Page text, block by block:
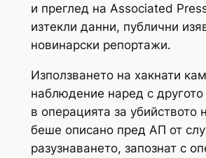
и преглед на Associated
изтекли данни, публични
новинарски репортажи.
Използването на хакнати
наблюдение наред с другото
в операцията за убийството
беше описано пред АП от
разузнаването, запознат с